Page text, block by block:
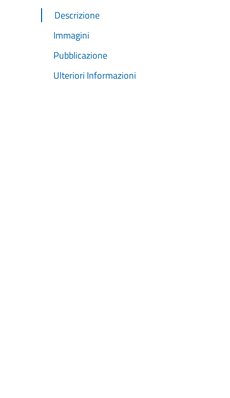
Descrizione
Immagini
Pubblicazione
Ulteriori Informazioni